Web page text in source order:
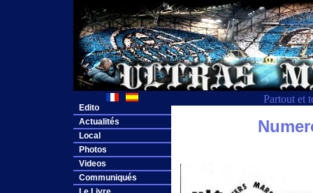
Partout et
Edito
Actualités
Local
Photos
Videos
Communiqués